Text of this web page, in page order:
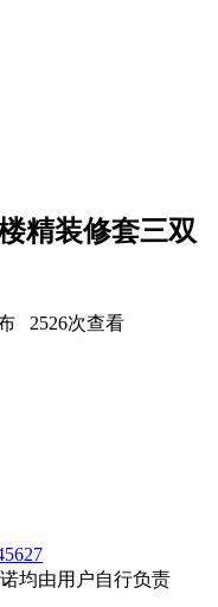
精装修套三双
2526次查看
均由用户自行负责